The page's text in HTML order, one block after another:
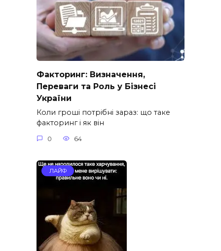
Факторинг: Визначення,
Переваги та Роль у Бізнесі
України
Коли гроші потрібні зараз: що таке
факторинг і як він
0 64
ЛАЙФ